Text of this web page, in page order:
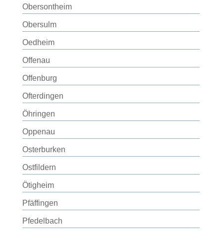
Obersontheim
Obersulm
Oedheim
Offenau
Offenburg
Ofterdingen
Öhringen
Oppenau
Osterburken
Ostfildern
Ötigheim
Pfäffingen
Pfedelbach